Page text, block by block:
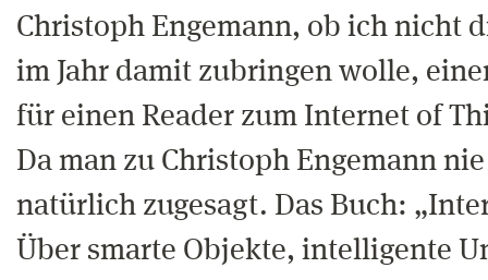
Christoph Engemann, ob ich nicht
im Jahr damit zubringen wolle,
für einen Reader zum Internet of
Da man zu Christoph Engemann
natürlich zugesagt. Das Buch:
Über smarte Objekte, intelligente